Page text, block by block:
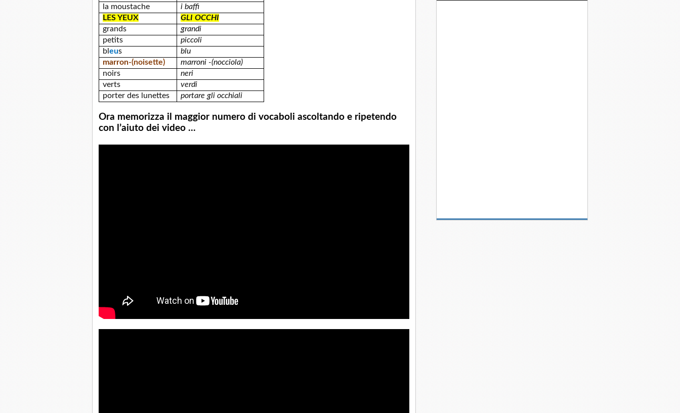
la moustache
i baffi
LES YEUX
GLI OCCHI
grands
grandi
petits
piccoli
bleus
blu
marron-(noisette)
marroni -(nocciola)
noirs
neri
verts
verdi
porter des lunettes
portare gli occhiali
Ora memorizza il maggior numero di vocaboli ascoltando e ripetendo
con l’aiuto dei video ...